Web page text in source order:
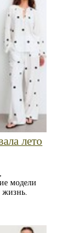
лето
модели
жизнь.